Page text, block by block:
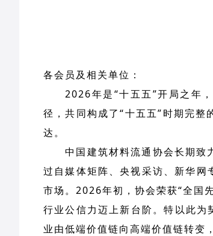
各会员及相关单位：
2026年是“十五五”开局之年
径，共同构成了“十五五”时期完
达。
中国建筑材料流通协会长期
过自媒体矩阵、央视采访、新华
市场。2026年初，协会荣获“全国
行业公信力迈上新台阶。特以此
业由低端价值链向高端价值链转变